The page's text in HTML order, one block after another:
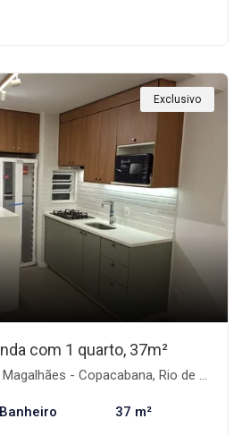
Exclusivo
com 1 quarto, 37m²
- Copacabana, Rio de Janeiro-RJ
37 m²